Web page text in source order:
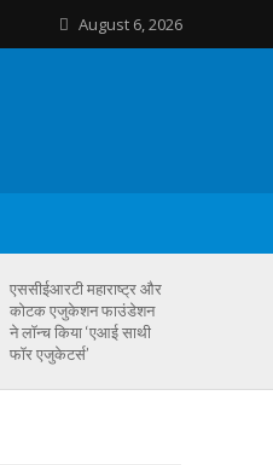
August 6, 2026
एससीईआरटी महाराष्ट्र और
कोटक एजुकेशन फाउंडेशन
ने लॉन्च किया ‘एआई साथी
फॉर एजुकेटर्स’